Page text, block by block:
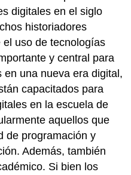
digitales en el siglo
historiadores
uso de tecnologías
y central para
una nueva era digital,
capacitados para
en la escuela de
aquellos que
de programación y
Además, también
Si bien los